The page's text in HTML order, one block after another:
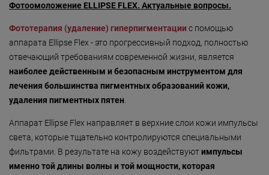
Фотоомоложение ELLIPSE FLEX. Актуальные вопросы.
Фототерапия (удаление) гиперпигментации с помощью
аппарата Ellipse Flex - это прогрессивный подход, полностью
отвечающий требованиям современной жизни, является
наиболее действенным и безопасным инструментом для
лечения большинства пигментных образований кожи,
удаления пигментных пятен
Аппарат Ellipse Flex направляет в верхние слои кожи импульсы
света, которые тщательно контролируются специальными
фильтрами. В результате на кожу воздействуютимпульсы
именно той длины волны и той мощности, которая